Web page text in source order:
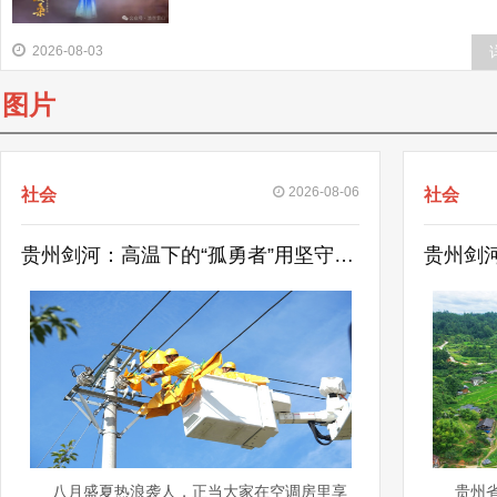
2026-08-03
图片
社会 2026-08-06
贵州剑河：高温下的“孤勇者”用坚守撑起城市烟火
八月盛夏热浪袭人，正当大家在空调房里享
社会
贵州省